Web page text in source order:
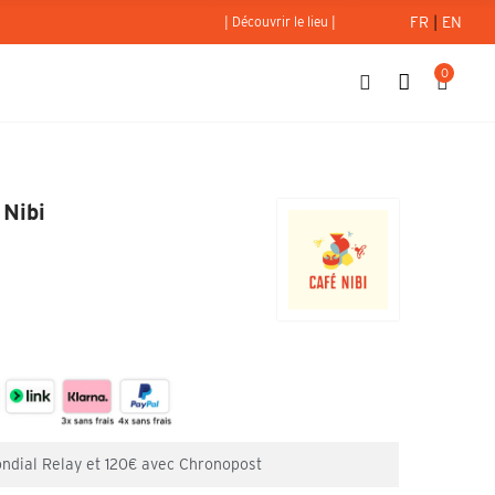
| Découvrir le lieu | FR | EN
0
Relay et 120€ avec Chronopost